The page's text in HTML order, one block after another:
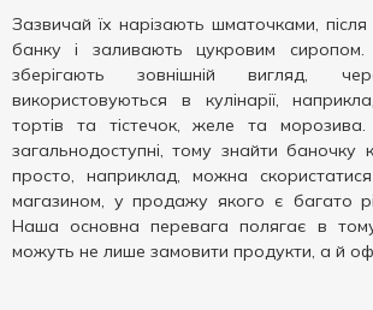
Зазвичай їх нарізають шматочками,
банку і заливають цукровим
зберігають зовнішній вигляд,
використовуються в кулінарії,
тортів та тістечок, желе та
загальнодоступні, тому знайти баночку
просто, наприклад, можна
магазином, у продажу якого є багато
Наша основна перевага полягає в
можуть не лише замовити продукти, а й